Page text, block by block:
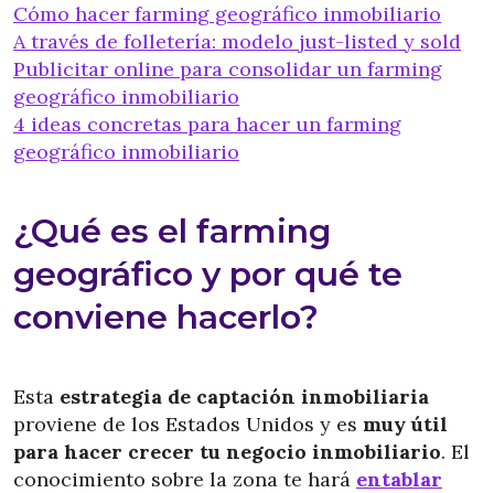
Cómo hacer farming geográfico inmobiliario
A través de folletería: modelo just-listed y sold
Publicitar online para consolidar un farming
geográfico inmobiliario
4 ideas concretas para hacer un farming
geográfico inmobiliario
¿Qué es el farming
geográfico y por qué te
conviene hacerlo?
Esta estrategia de captación inmobiliaria
proviene de los Estados Unidos y es muy útil
para hacer crecer tu negocio inmobiliario. El
conocimiento sobre la zona te hará entablar